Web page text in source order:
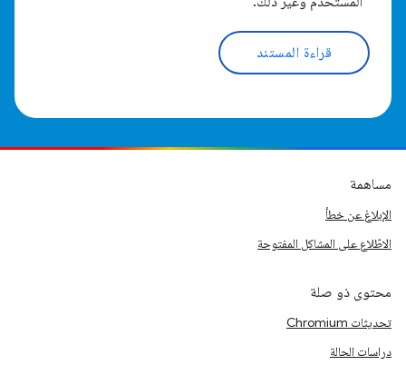
قراءة المستند
مساهمة
الإبلاغ عن خطأ
الاطّلاع على المشاكل المفتوحة
محتوى ذو صلة
تحديثات Chromium
دراسات الحالة